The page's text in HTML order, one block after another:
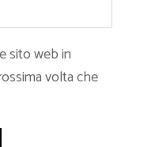
sito web in
volta che